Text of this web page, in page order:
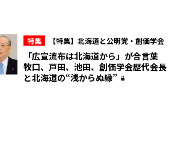
特集 【特集】北海道と公明党・創価学会
「広宣流布は北海道から」が合言葉
牧口、戸田、池田、創価学会歴代会長
と北海道の“浅からぬ縁”